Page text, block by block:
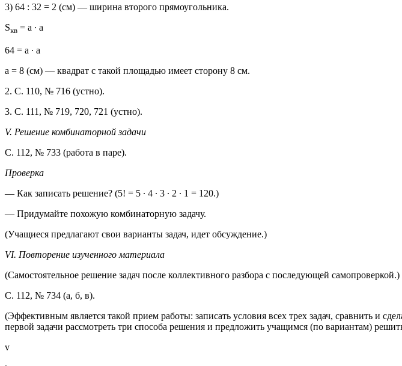
3) 64 : 32 = 2 (см) — ширина второго прямоугольника.
Sкв = а ∙ а
64 = а ∙ а
а = 8 (см) — квадрат с такой площадью имеет сторону 8 см.
2. С. 110, № 716 (устно).
3. С. 111, № 719, 720, 721 (устно).
V. Решение комбинаторной задачи
С. 112, № 733 (работа в паре).
Проверка
— Как записать решение? (5! = 5 ∙ 4 ∙ 3 ∙ 2 ∙ 1 = 120.)
— Придумайте похожую комбинаторную задачу.
(Учащиеся предлагают свои варианты задач, идет обсуждение.)
VI. Повторение изученного материала
(Самостоятельное решение задач после коллективного разбора с последующей самопроверкой.)
С. 112, № 734 (а, б, в).
(Эффективным является такой прием работы: записать условия всех трех задач, сравнить и
первой задачи рассмотреть три способа решения и предложить учащимся (по вариантам)
v